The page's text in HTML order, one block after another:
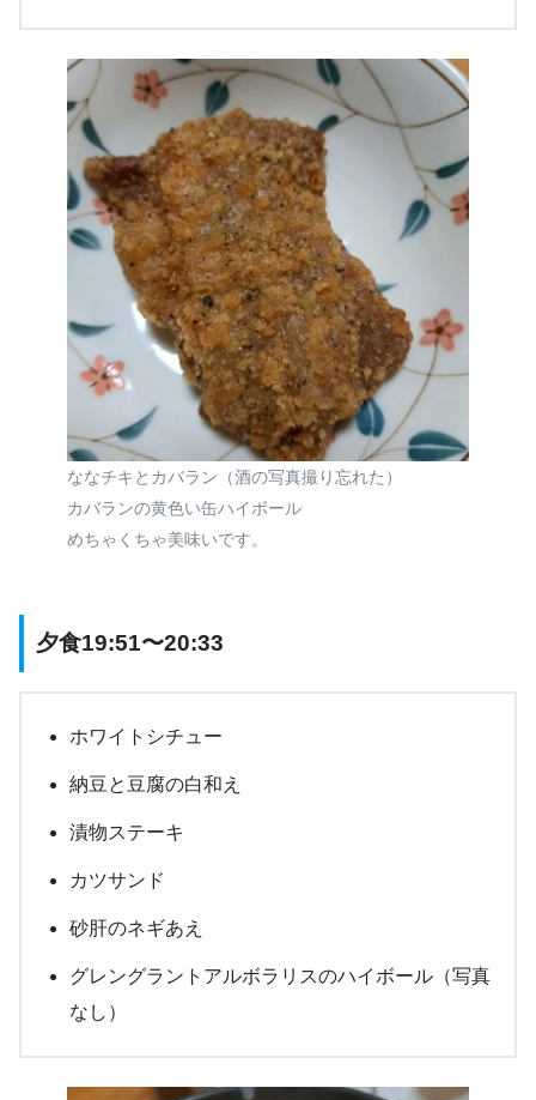
ななチキとカバラン（酒の写真撮り忘れた）
カバランの黄色い缶ハイボール
めちゃくちゃ美味いです。
夕食19:51〜20:33
ホワイトシチュー
納豆と豆腐の白和え
漬物ステーキ
カツサンド
砂肝のネギあえ
グレングラントアルボラリスのハイボール（写真
なし）